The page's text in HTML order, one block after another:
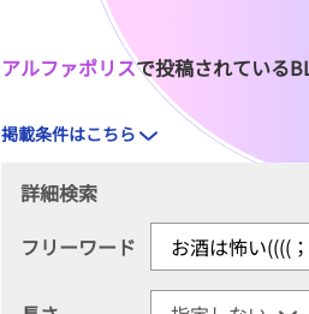
アルファポリスで投稿されている
掲載条件はこちら
詳細検索
フリーワード